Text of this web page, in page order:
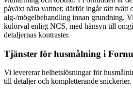
påväxt nära vattnet; därför ingår rätt tvätt
alg-/mögelbehandling innan grundning.
kulörval enligt NCS, med hänsyn till
detaljernas kontraster.
Tjänster för husmålning i
Vi levererar helhetslösningar för
till detaljer och kompletterande snickerier.